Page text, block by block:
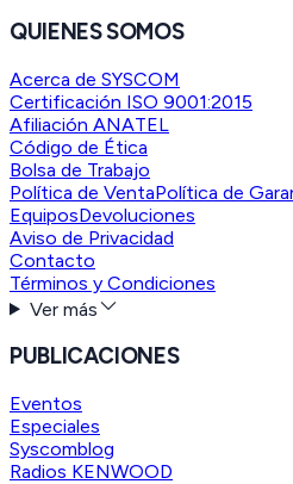
QUIENES SOMOS
Acerca de SYSCOM
Certificación ISO 9001:2015
Afiliación ANATEL
Código de Ética
Bolsa de Trabajo
Política de VentaPolítica de
EquiposDevoluciones
Aviso de Privacidad
Contacto
Términos y Condiciones
Ver más
PUBLICACIONES
Eventos
Especiales
Syscomblog
Radios KENWOOD